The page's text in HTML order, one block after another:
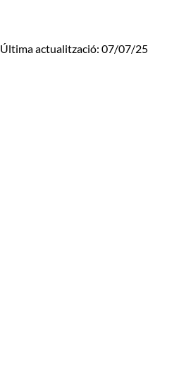
Última actualització: 07/07/25